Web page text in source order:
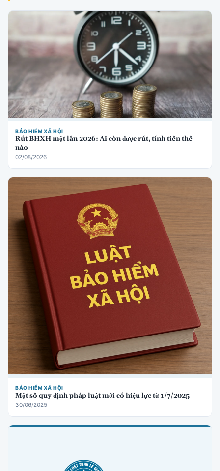
BẢO HIỂM XÃ HỘI
Rút BHXH một lần 2026: Ai còn được rút, tính tiền thế
nào
02/08/2026
BẢO HIỂM XÃ HỘI
Một số quy định pháp luật mới có hiệu lực từ 1/7/2025
30/06/2025